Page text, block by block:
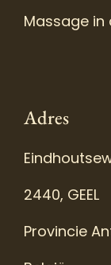
Massage
Adres
2440, GEEL
Provincie